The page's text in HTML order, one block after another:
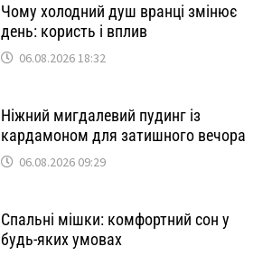
Чому холодний душ вранці змінює
день: користь і вплив
06.08.2026 18:32
Ніжний мигдалевий пудинг із
кардамоном для затишного вечора
06.08.2026 09:29
Спальні мішки: комфортний сон у
будь-яких умовах